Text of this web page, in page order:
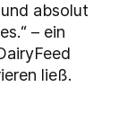
absolut
– ein
ließ.